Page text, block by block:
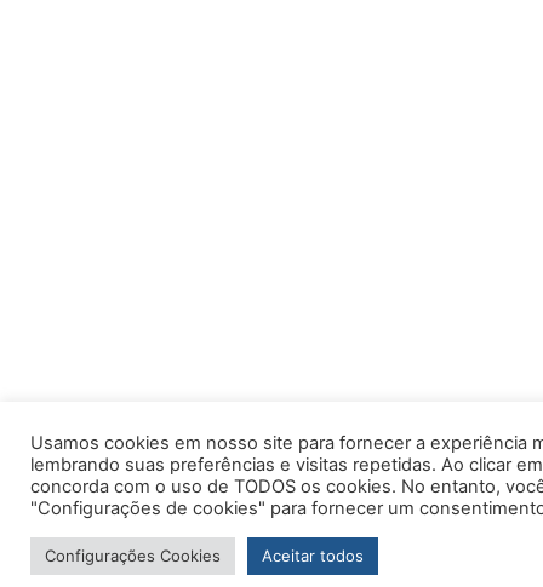
Usamos cookies em nosso site para fornecer a experiência
lembrando suas preferências e visitas repetidas. Ao clicar
concorda com o uso de TODOS os cookies. No entanto,
"Configurações de cookies" para fornecer um
Configurações Cookies Aceitar todos